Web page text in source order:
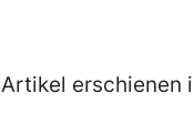
Artikel erschienen